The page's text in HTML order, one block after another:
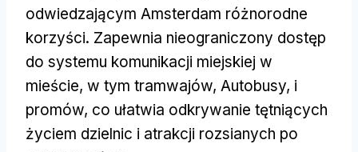
odwiedzającym Amsterdam różnorodne
korzyści. Zapewnia nieograniczony dostęp
do systemu komunikacji miejskiej w
mieście, w tym tramwajów, Autobusy, i
promów, co ułatwia odkrywanie tętniących
życiem dzielnic i atrakcji rozsianych po